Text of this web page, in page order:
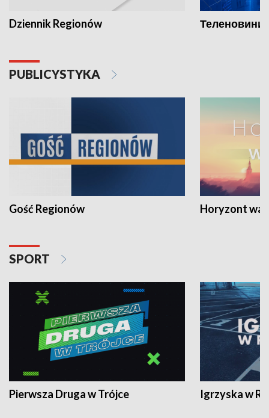
Dziennik Regionów Теленовини
PUBLICYSTYKA
Gość Regionów Horyzont
SPORT
Pierwsza Druga w Trójce Igrzyska w